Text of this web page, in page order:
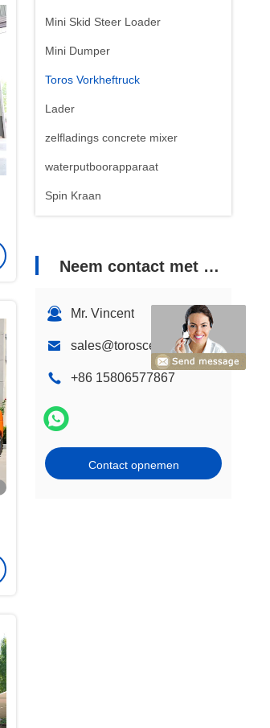
Mini Skid Steer Loader
Mini Dumper
Toros Vorkheftruck
Lader
zelfladings concrete mixer
waterputboorapparaat
Spin Kraan
Neem contact met ons op
Mr. Vincent
sales@torosce.com
+86 15806577867
Contact opnemen